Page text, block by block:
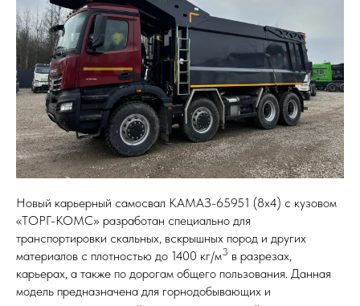
Новый карьерный самосвал КАМАЗ-65951 (8х4) с кузовом
«ТОРГ-КОМС» разработан специально для
транспортировки скальных, вскрышных пород и других
материалов с плотностью до 1400 кг/м3 в разрезах,
карьерах, а также по дорогам общего пользования. Данная
модель предназначена для горнодобывающих и